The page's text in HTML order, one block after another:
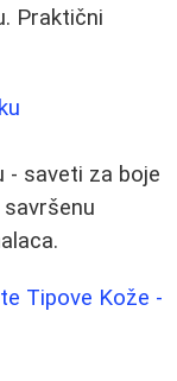
Praktični
- saveti za boje
Tipove Kože -